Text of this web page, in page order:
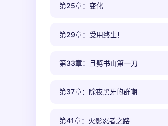
第25章：变化
第29章：受用终生！
第33章：且劈书山第一刀
第37章：除夜黑牙的群嘲
第41章：火影忍者之路